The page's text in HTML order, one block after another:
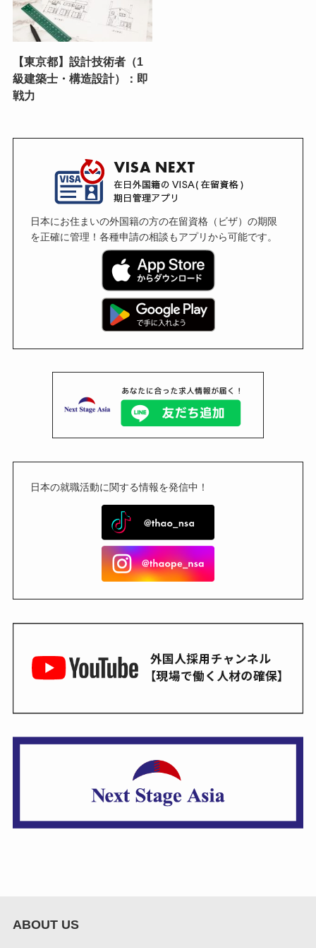
【東京都】設計技術者（1
級建築士・構造設計）：即
戦力
日本にお住まいの外国籍の方の在留資格（ビザ）の期限
を正確に管理！各種申請の相談もアプリから可能です。
日本の就職活動に関する情報を発信中！
ABOUT US